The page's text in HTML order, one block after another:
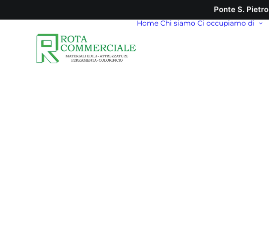
Ponte S. Pietro
Home Chi siamo Ci occupiamo di